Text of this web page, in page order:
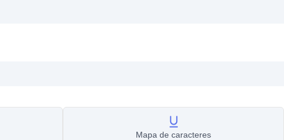
Mapa de caracteres